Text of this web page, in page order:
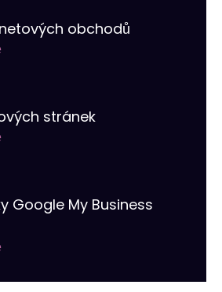
obchodů
stránek
Google My Business